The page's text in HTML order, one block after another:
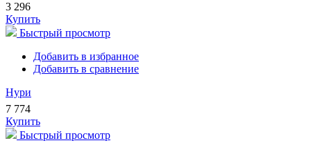
3 296
Купить
Быстрый просмотр
Добавить в избранное
Добавить в сравнение
Нури
7 774
Купить
Быстрый просмотр